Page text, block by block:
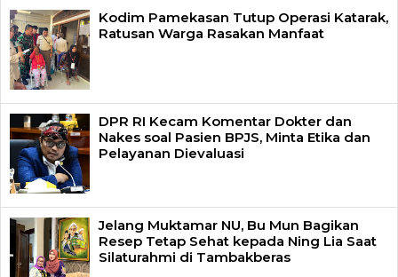
Kodim Pamekasan Tutup Operasi Katarak,
Ratusan Warga Rasakan Manfaat
DPR RI Kecam Komentar Dokter dan
Nakes soal Pasien BPJS, Minta Etika dan
Pelayanan Dievaluasi
Jelang Muktamar NU, Bu Mun Bagikan
Resep Tetap Sehat kepada Ning Lia Saat
Silaturahmi di Tambakberas